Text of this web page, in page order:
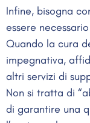
Infine, bisogna
essere
Quando la cura
impegnativa,
altri servizi di
Non si tratta di
di garantire una